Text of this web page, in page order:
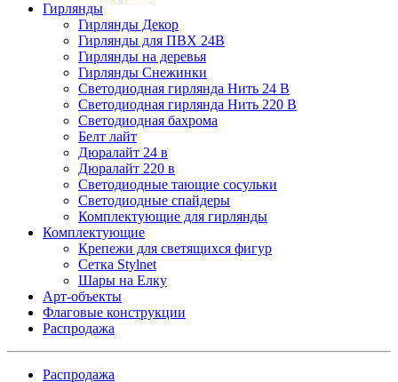
Гирлянды
Гирлянды Декор
Гирлянды для ПВХ 24В
Гирлянды на деревья
Гирлянды Снежинки
Светодиодная гирлянда Нить 24 В
Светодиодная гирлянда Нить 220 В
Светодиодная бахрома
Белт лайт
Дюралайт 24 в
Дюралайт 220 в
Светодиодные тающие сосульки
Светодиодные спайдеры
Комплектующие для гирлянды
Комплектующие
Крепежи для светящихся фигур
Сетка Stylnet
Шары на Елку
Арт-объекты
Флаговые конструкции
Распродажа
Распродажа